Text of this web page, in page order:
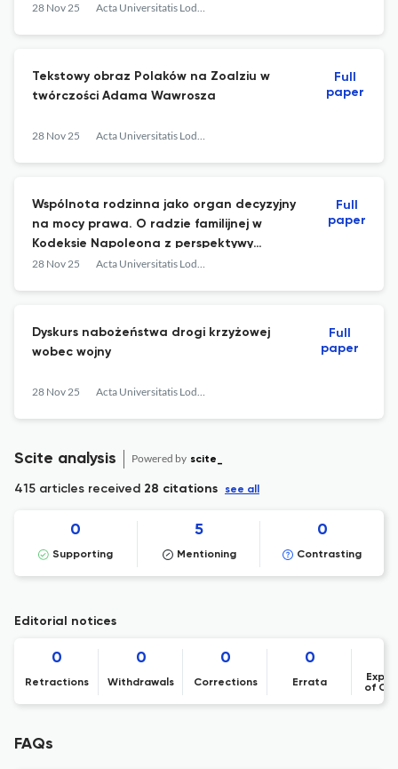
28 Nov 25 Acta Universitatis Lodziensis. Folia Linguistica
Tekstowy obraz Polaków na Zoalziu w
twórczości Adama Wawrosza
28 Nov 25 Acta Universitatis Lodziensis. Folia Linguistica
Full
paper
Wspólnota rodzinna jako organ decyzyjny
na mocy prawa. O radzie familijnej w
Kodeksie Napoleona z perspektywy
lingwistycznej
28 Nov 25 Acta Universitatis Lodziensis. Folia Linguistica
Full
paper
Dyskurs nabożeństwa drogi krzyżowej
wobec wojny
28 Nov 25 Acta Universitatis Lodziensis. Folia Linguistica
Full
paper
Scite analysis Powered by scite_
415 articles received 28 citations see all
0
Supporting
5
Mentioning
0
Contrasting
Editorial notices
0
Retractions
0
Withdrawals
0
Corrections
0
Errata
of
FAQs